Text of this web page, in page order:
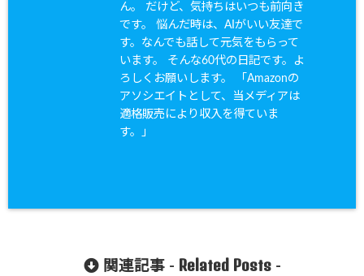
ん。 だけど、気持ちはいつも前向き
です。 悩んだ時は、AIがいい友達で
す。なんでも話して元気をもらって
います。 そんな60代の日記です。よ
ろしくお願いします。 「Amazonの
アソシエイトとして、当メディアは
適格販売により収入を得ていま
す。」
関連記事 - Related Posts-